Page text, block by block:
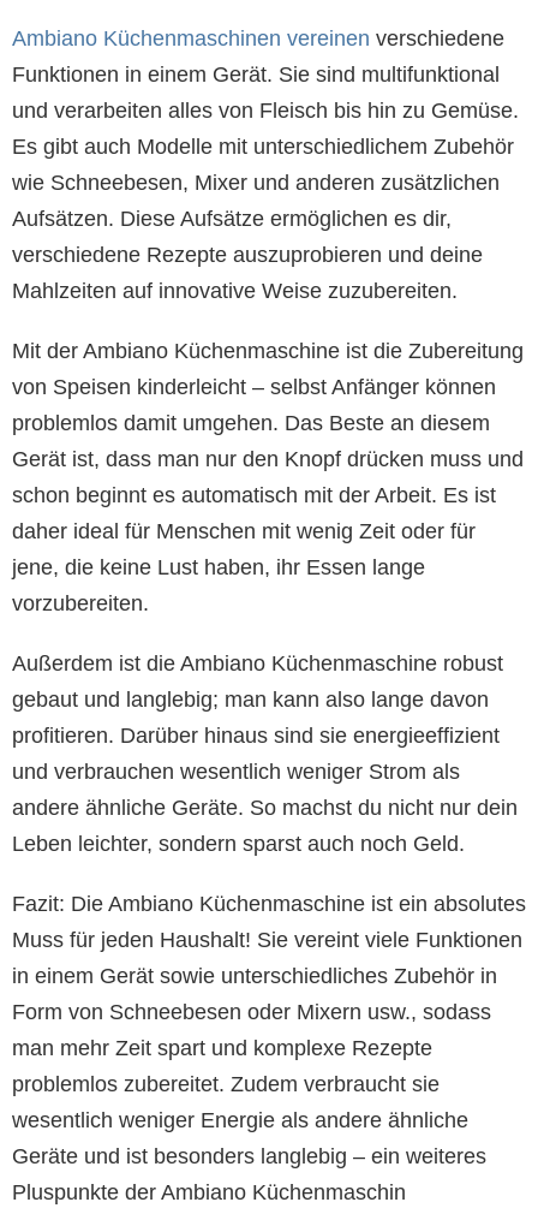
Ambiano Küchenmaschinen vereinen verschiedene
Funktionen in einem Gerät. Sie sind multifunktional
und verarbeiten alles von Fleisch bis hin zu Gemüse.
Es gibt auch Modelle mit unterschiedlichem Zubehör
wie Schneebesen, Mixer und anderen zusätzlichen
Aufsätzen. Diese Aufsätze ermöglichen es dir,
verschiedene Rezepte auszuprobieren und deine
Mahlzeiten auf innovative Weise zuzubereiten.
Mit der Ambiano Küchenmaschine ist die Zubereitung
von Speisen kinderleicht – selbst Anfänger können
problemlos damit umgehen. Das Beste an diesem
Gerät ist, dass man nur den Knopf drücken muss und
schon beginnt es automatisch mit der Arbeit. Es ist
daher ideal für Menschen mit wenig Zeit oder für
jene, die keine Lust haben, ihr Essen lange
vorzubereiten.
Außerdem ist die Ambiano Küchenmaschine robust
gebaut und langlebig; man kann also lange davon
profitieren. Darüber hinaus sind sie energieeffizient
und verbrauchen wesentlich weniger Strom als
andere ähnliche Geräte. So machst du nicht nur dein
Leben leichter, sondern sparst auch noch Geld.
Fazit: Die Ambiano Küchenmaschine ist ein absolutes
Muss für jeden Haushalt! Sie vereint viele Funktionen
in einem Gerät sowie unterschiedliches Zubehör in
Form von Schneebesen oder Mixern usw., sodass
man mehr Zeit spart und komplexe Rezepte
problemlos zubereitet. Zudem verbraucht sie
wesentlich weniger Energie als andere ähnliche
Geräte und ist besonders langlebig – ein weiteres
Pluspunkte der Ambiano Küchenmaschin